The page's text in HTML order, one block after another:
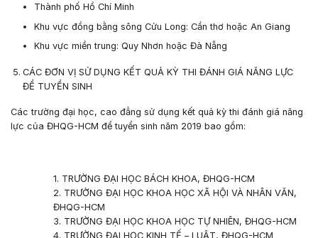
Thành phố Hồ Chí Minh
Khu vực đồng bằng sông Cửu Long: Cần thơ hoặc An Giang
Khu vực miền trung: Quy Nhơn hoặc Đà Nẵng
CÁC ĐƠN VỊ SỬ DỤNG KẾT QUẢ KỲ THI ĐÁNH GIÁ NĂNG LỰC
ĐỂ TUYỂN SINH
Các trường đại học, cao đẳng sử dụng kết quả kỳ thi đánh giá năng
lực của ĐHQG-HCM để tuyển sinh năm 2019 bao gồm:
1. TRƯỜNG ĐẠI HỌC BÁCH KHOA, ĐHQG-HCM
2. TRƯỜNG ĐẠI HỌC KHOA HỌC XÃ HỘI VÀ NHÂN VĂN,
ĐHQG-HCM
3. TRƯỜNG ĐẠI HỌC KHOA HỌC TỰ NHIÊN, ĐHQG-HCM
4. TRƯỜNG ĐẠI HỌC KINH TẾ – LUẬT, ĐHQG-HCM